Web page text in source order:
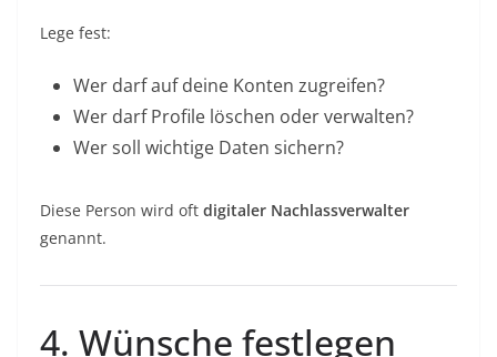
Lege fest:
Wer darf auf deine Konten zugreifen?
Wer darf Profile löschen oder verwalten?
Wer soll wichtige Daten sichern?
Diese Person wird oft digitaler Nachlassverwalter
genannt.
4. Wünsche festlegen